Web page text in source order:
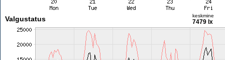
Valgustatus keskmine
7479 lx